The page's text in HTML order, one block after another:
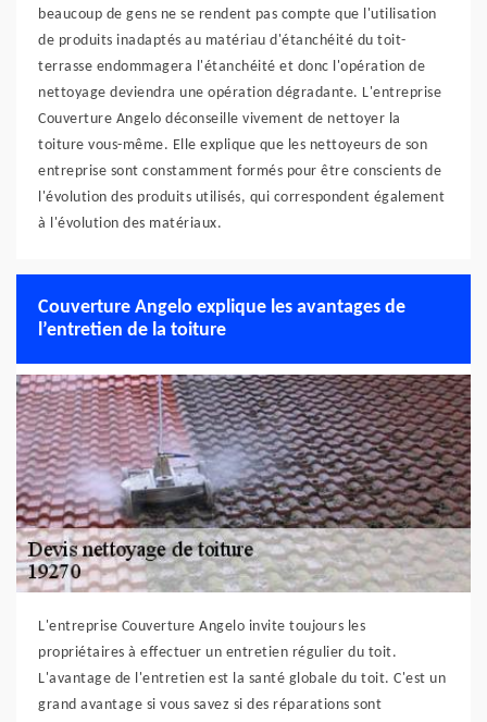
beaucoup de gens ne se rendent pas compte que l'utilisation
de produits inadaptés au matériau d'étanchéité du toit-
terrasse endommagera l'étanchéité et donc l'opération de
nettoyage deviendra une opération dégradante. L'entreprise
Couverture Angelo déconseille vivement de nettoyer la
toiture vous-même. Elle explique que les nettoyeurs de son
entreprise sont constamment formés pour être conscients de
l'évolution des produits utilisés, qui correspondent également
à l'évolution des matériaux.
Couverture Angelo explique les avantages de
l’entretien de la toiture
L'entreprise Couverture Angelo invite toujours les
propriétaires à effectuer un entretien régulier du toit.
L'avantage de l'entretien est la santé globale du toit. C'est un
grand avantage si vous savez si des réparations sont